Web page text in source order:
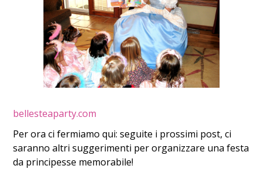
bellesteaparty.com
Per ora ci fermiamo qui: seguite i prossimi post, ci
saranno altri suggerimenti per organizzare una festa
da principesse memorabile!